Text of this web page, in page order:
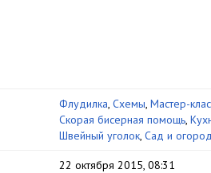
Флудилка, Схемы, Мастер-
Скорая бисерная помощь,
Швейный уголок, Сад и огород
22 октября 2015, 08:31